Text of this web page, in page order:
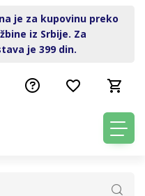
je za kupovinu preko
iz Srbije. Za
je 399 din.